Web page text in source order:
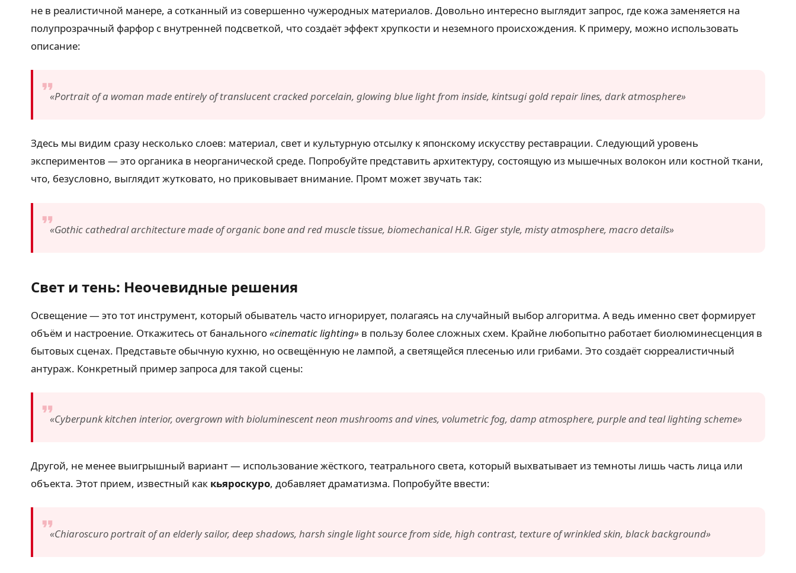
не в реалистичной манере, а сотканный из совершенно чужеродных материалов. Довольно интересно выглядит запрос, где кожа заменяется на
полупрозрачный фарфор с внутренней подсветкой, что создаёт эффект хрупкости и неземного происхождения. К примеру, можно использовать
описание:
«Portrait of a woman made entirely of translucent cracked porcelain, glowing blue light from inside, kintsugi gold repair lines, dark atmosphere»
Здесь мы видим сразу несколько слоев: материал, свет и культурную отсылку к японскому искусству реставрации. Следующий уровень
экспериментов — это органика в неорганической среде. Попробуйте представить архитектуру, состоящую из мышечных волокон или костной ткани,
что, безусловно, выглядит жутковато, но приковывает внимание. Промт может звучать так:
«Gothic cathedral architecture made of organic bone and red muscle tissue, biomechanical H.R. Giger style, misty atmosphere, macro details»
Свет и тень: Неочевидные решения
Освещение — это тот инструмент, который обыватель часто игнорирует, полагаясь на случайный выбор алгоритма. А ведь именно свет формирует
объём и настроение. Откажитесь от банального«cinematic lighting» в пользу более сложных схем. Крайне любопытно работает биолюминесценция в
бытовых сценах. Представьте обычную кухню, но освещённую не лампой, а светящейся плесенью или грибами. Это создаёт сюрреалистичный
антураж. Конкретный пример запроса для такой сцены:
«Cyberpunk kitchen interior, overgrown with bioluminescent neon mushrooms and vines, volumetric fog, damp atmosphere, purple and teal lighting scheme»
Другой, не менее выигрышный вариант — использование жёсткого, театрального света, который выхватывает из темноты лишь часть лица или
объекта. Этот прием, известный как кьяроскуро, добавляет драматизма. Попробуйте ввести:
«Chiaroscuro portrait of an elderly sailor, deep shadows, harsh single light source from side, high contrast, texture of wrinkled skin, black background»